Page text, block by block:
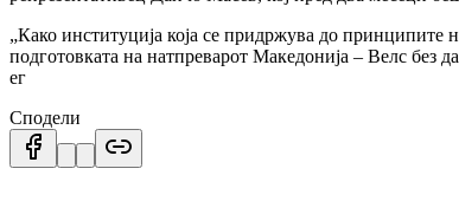
„Како институција која се придржува до принципите
подготовката на натпреварот Македонија – Велс без
ег
Сподели